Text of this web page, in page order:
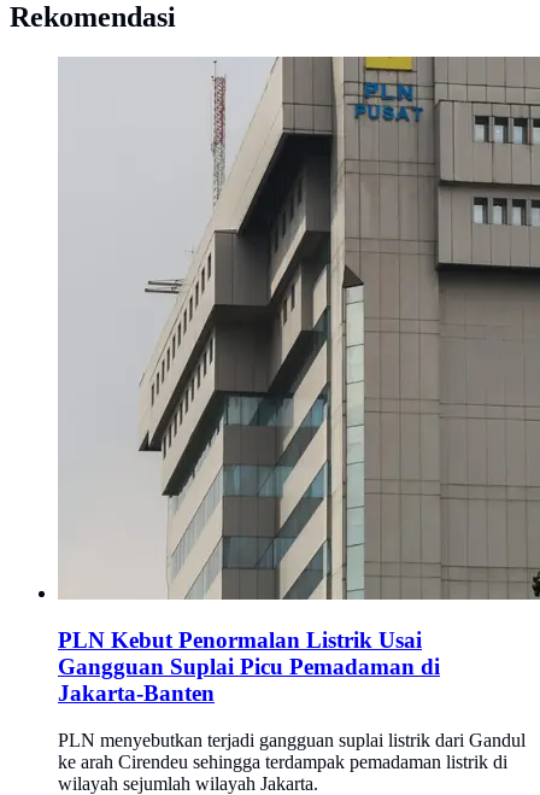
Rekomendasi
PLN Kebut Penormalan Listrik Usai
Gangguan Suplai Picu Pemadaman di
Jakarta-Banten
PLN menyebutkan terjadi gangguan suplai listrik dari Gandul
ke arah Cirendeu sehingga terdampak pemadaman listrik di
wilayah sejumlah wilayah Jakarta.